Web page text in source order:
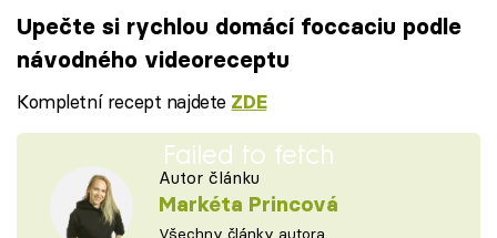
Upečte si rychlou domácí foccaciu podle
návodného videoreceptu
Kompletní recept najdete ZDE
Failed to fetch
Autor článku
Markéta Princová
Všechny články autora